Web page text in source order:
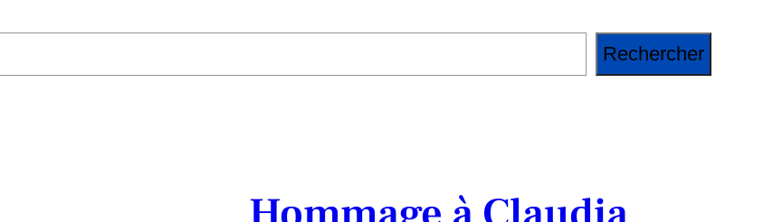
Rechercher